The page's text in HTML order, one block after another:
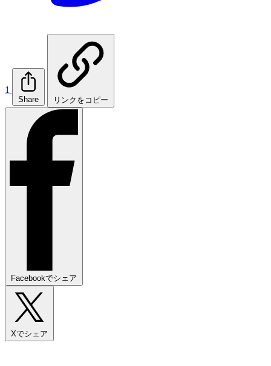
1
Share リンクをコピー
Facebookでシェア
Xでシェア